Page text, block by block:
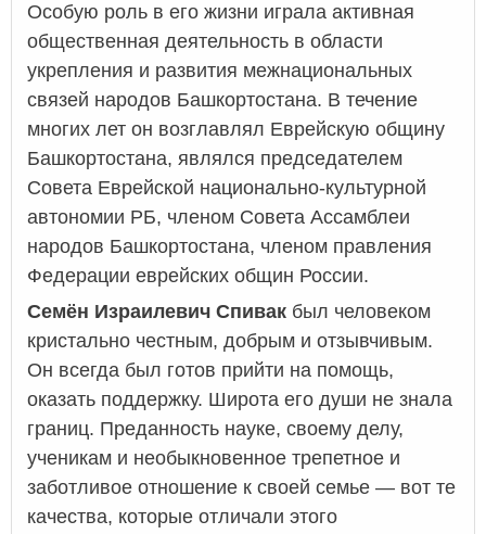
Особую роль в его жизни играла активная
общественная деятельность в области
укрепления и развития межнациональных
связей народов Башкортостана. В течение
многих лет он возглавлял Еврейскую общину
Башкортостана, являлся председателем
Совета Еврейской национально-культурной
автономии РБ, членом Совета Ассамблеи
народов Башкортостана, членом правления
Федерации еврейских общин России.
Семён Израилевич Спивак был человеком
кристально честным, добрым и отзывчивым.
Он всегда был готов прийти на помощь,
оказать поддержку. Широта его души не знала
границ. Преданность науке, своему делу,
ученикам и необыкновенное трепетное и
заботливое отношение к своей семье — вот те
качества, которые отличали этого